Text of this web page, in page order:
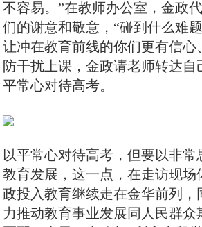
不容易。”在教师办公室，金政
们的谢意和敬意，“碰到什么难
让冲在教育前线的你们更有信
防干扰上课，金政请老师转达
平常心对待高考。
以平常心对待高考，但要以非
教育发展，这一点，在走访现
政投入教育继续走在金华前列
力推动教育事业发展同人民群